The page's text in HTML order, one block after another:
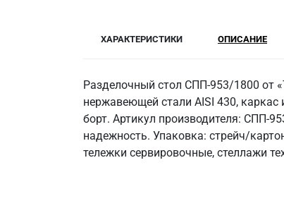
ХАРАКТЕРИСТИКИ ОПИСАНИЕ
Разделочный стол СПП-953/1800 от
нержавеющей стали AISI 430, каркас
борт. Артикул производителя: СПП-
надежность. Упаковка: стрейч/
тележки сервировочные, стеллажи